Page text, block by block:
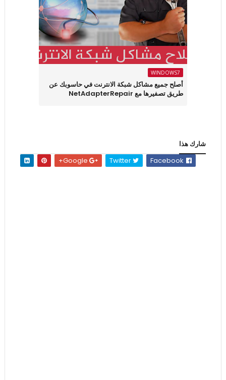
WINDOWS7
أصلح جميع مشاكل شبكة الانترنت في حاسوبك عن
طريق تصفيرها مع NetAdapterRepair
شارك هذا
Twitter